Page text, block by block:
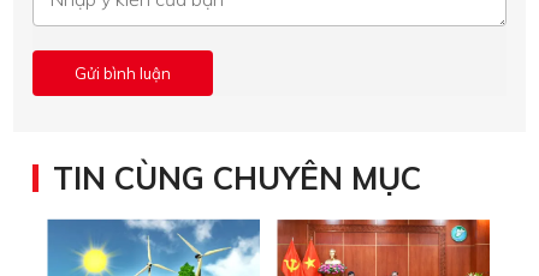
TIN CÙNG CHUYÊN MỤC